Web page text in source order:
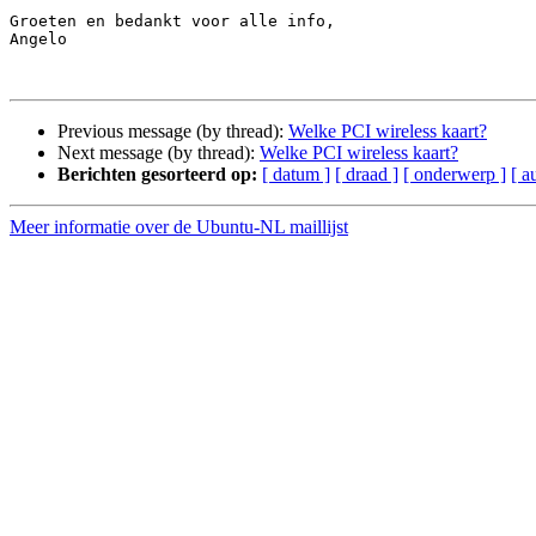
Groeten en bedankt voor alle info,
Angelo
Previous message (by thread): Welke PCI wireless kaart?
Next message (by thread): Welke PCI wireless kaart?
Berichten gesorteerd op: [ datum ] [ draad ] [ onderwerp ] [
Meer informatie over de Ubuntu-NL maillijst